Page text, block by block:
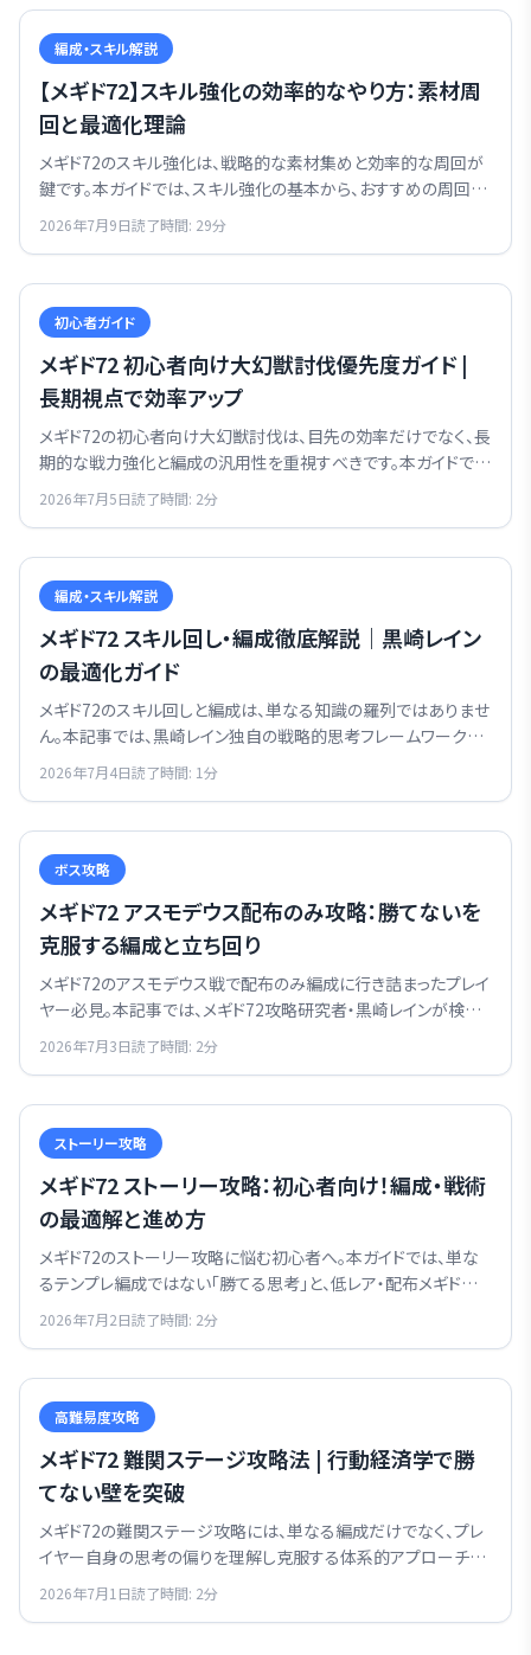
編成・スキル解説
【メギド72】スキル強化の効率的なやり方：素材周
回と最適化理論
メギド72のスキル強化は、戦略的な素材集めと効率的な周回が
鍵です。本ガイドでは、スキル強化の基本から、おすすめの周回ス
テージ、無駄を排除する最適化理論まで、実践的な攻略法を黒
2026年7月9日読了時間: 29分
初心者ガイド
メギド72 初心者向け大幻獣討伐優先度ガイド |
長期視点で効率アップ
メギド72の初心者向け大幻獣討伐は、目先の効率だけでなく、長
期的な戦力強化と編成の汎用性を重視すべきです。本ガイドで最
適な討伐優先度を学び、リソースを最大限に活用してゲームを
2026年7月5日読了時間: 2分
編成・スキル解説
メギド72 スキル回し・編成徹底解説｜黒崎レイン
の最適化ガイド
メギド72のスキル回しと編成は、単なる知識の羅列ではありませ
ん。本記事では、黒崎レイン独自の戦略的思考フレームワークに
基づき、プレイヤーが直面する「勝てない」課題を根本から解決す
2026年7月4日読了時間: 1分
ボス攻略
メギド72 アスモデウス配布のみ攻略：勝てないを
克服する編成と立ち回り
メギド72のアスモデウス戦で配布のみ編成に行き詰まったプレイ
ヤー必見。本記事では、メギド72攻略研究者・黒崎レインが検証
に基づいた確実な攻略法を伝授し、配布メギドのポテンシャルを
2026年7月3日読了時間: 2分
ストーリー攻略
メギド72 ストーリー攻略：初心者向け！編成・戦術
の最適解と進め方
メギド72のストーリー攻略に悩む初心者へ。本ガイドでは、単な
るテンプレ編成ではない「勝てる思考」と、低レア・配布メギドでス
トーリーを効率的に進める方法を解説します。
2026年7月2日読了時間: 2分
高難易度攻略
メギド72 難関ステージ攻略法 | 行動経済学で勝
てない壁を突破
メギド72の難関ステージ攻略には、単なる編成だけでなく、プレ
イヤー自身の思考の偏りを理解し克服する体系的アプローチが
不可欠です。本記事で、勝てない状況を打開する秘訣を掴みまし
2026年7月1日読了時間: 2分